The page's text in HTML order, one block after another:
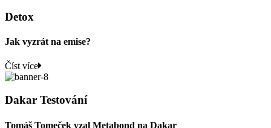
Detox
Jak vyzrát na emise?
Číst více
Dakar Testování
Tomáš Tomeček vzal Metabond na Dakar